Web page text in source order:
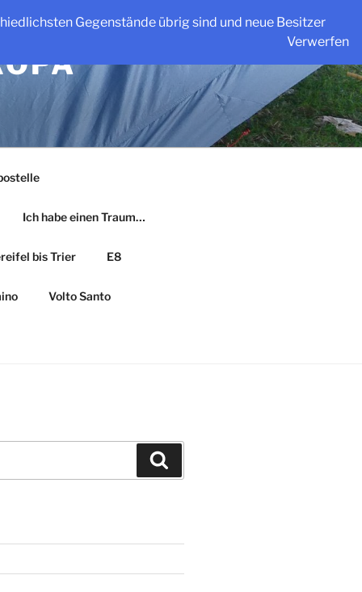
Gegenstände übrig sind und neue Besitzer
Verwerfen
Ich habe einen Traum…
bis Trier E8
Volto Santo